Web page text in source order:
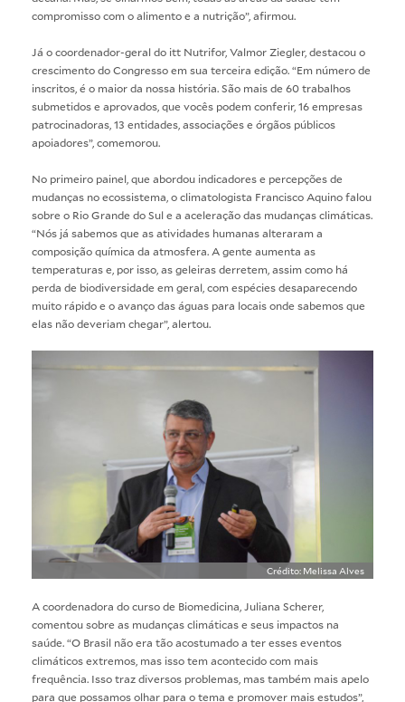
compromisso com o alimento e a nutrição”, afirmou.
Já o coordenador-geral do itt Nutrifor, Valmor Ziegler, destacou o
crescimento do Congresso em sua terceira edição. “Em número de
inscritos, é o maior da nossa história. São mais de 60 trabalhos
submetidos e aprovados, que vocês podem conferir, 16 empresas
patrocinadoras, 13 entidades, associações e órgãos públicos
apoiadores”, comemorou.
No primeiro painel, que abordou indicadores e percepções de
mudanças no ecossistema, o climatologista Francisco Aquino falou
sobre o Rio Grande do Sul e a aceleração das mudanças climáticas.
“Nós já sabemos que as atividades humanas alteraram a
composição química da atmosfera. A gente aumenta as
temperaturas e, por isso, as geleiras derretem, assim como há
perda de biodiversidade em geral, com espécies desaparecendo
muito rápido e o avanço das águas para locais onde sabemos que
elas não deveriam chegar”, alertou.
Crédito: Melissa Alves
A coordenadora do curso de Biomedicina, Juliana Scherer,
comentou sobre as mudanças climáticas e seus impactos na
saúde. “O Brasil não era tão acostumado a ter esses eventos
climáticos extremos, mas isso tem acontecido com mais
frequência. Isso traz diversos problemas, mas também mais apelo
para que possamos olhar para o tema e promover mais estudos”,